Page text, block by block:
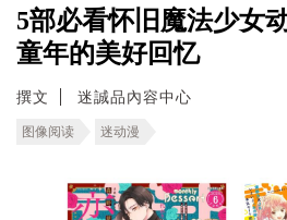
5部必看怀旧魔法少女
童年的美好回忆
撰文 迷誠品內容中心
图像阅读 迷动漫